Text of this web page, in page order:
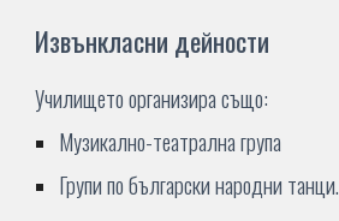
Извънкласни дейности
Училището организира също:
Музикално-театрална група
Групи по български народни танци.